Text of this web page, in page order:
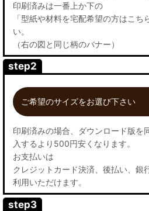
印刷済みは一番上か下の
「型紙や材料を宅配希望の方はこち
い。
（右の図と同じ柄のバナー）
step2
ご希望のサイズをお選び下さい
印刷済みの場合、ダウンロード版を
入するより500円安くなります。
お支払いは
クレジットカード決済、後払い、銀
利用いただけます。
step3